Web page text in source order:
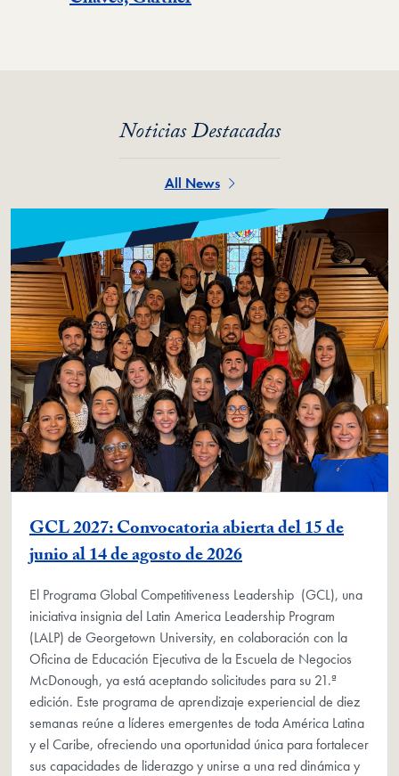
Noticias Destacadas
All News
GCL 2027: Convocatoria abierta del 15 de
junio al 14 de agosto de 2026
El Programa Global Competitiveness Leadership (GCL), una
iniciativa insignia del Latin America Leadership Program
(LALP) de Georgetown University, en colaboración con la
Oficina de Educación Ejecutiva de la Escuela de Negocios
McDonough, ya está aceptando solicitudes para su 21.ª
edición. Este programa de aprendizaje experiencial de diez
semanas reúne a líderes emergentes de toda América Latina
y el Caribe, ofreciendo una oportunidad única para fortalecer
sus capacidades de liderazgo y unirse a una red dinámica y